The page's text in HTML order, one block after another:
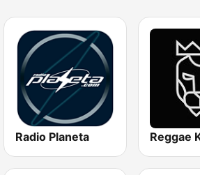
Radio Planeta